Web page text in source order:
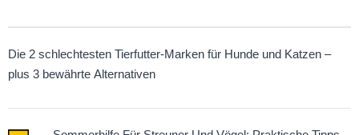
Die 2 schlechtesten Tierfutter-Marken für Hunde und Katzen –
plus 3 bewährte Alternativen